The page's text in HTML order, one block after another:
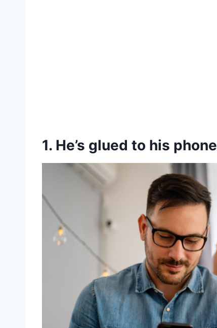
1. He’s glued to his phone